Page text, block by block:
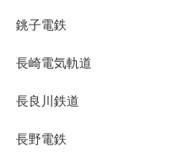
銚子電鉄
長崎電気軌道
長良川鉄道
長野電鉄